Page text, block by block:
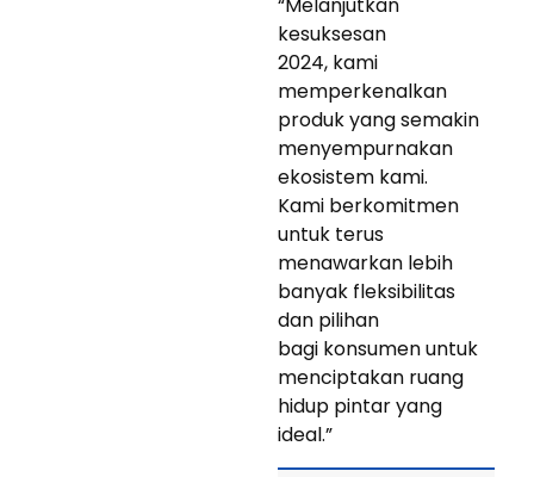
kesuksesan
2024, kami
memperkenalkan
produk yang semakin
menyempurnakan
ekosistem kami.
Kami berkomitmen
untuk terus
menawarkan lebih
banyak fleksibilitas
dan pilihan
bagi konsumen untuk
menciptakan ruang
hidup pintar yang
ideal.”